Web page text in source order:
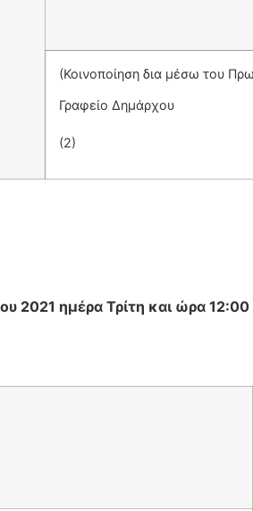
(Κοινοποίηση δια μέσω του
Γραφείο
(2)
2021 ημέρα Τρίτη και ώρα 12:00